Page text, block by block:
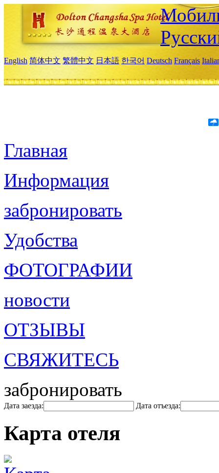
English 简体中文 繁體中文 日本語 한국어 Deutsch Français
Главная
Информация
забронировать
Удобства
ФОТОГРАФИИ
новости
ОТЗЫВЫ
СВЯЖИТЕСЬ
забронировать
Дата заезда: Дата отъезда:
Карта отеля